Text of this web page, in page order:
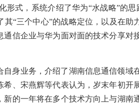
形式，系统介绍了华为“水战略”的
“三个中心”的战略定位，以及在助
信企业与华为面对面的技术分享对
自身业务，介绍了湖南信息通信领域
希、宋燕辉等代表认为，岁末年初开
新的一年将在多个技术方向上与湖南